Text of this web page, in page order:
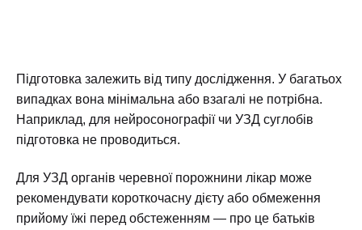
Підготовка залежить від типу дослідження. У багатьох
випадках вона мінімальна або взагалі не потрібна.
Наприклад, для нейросонографії чи УЗД суглобів
підготовка не проводиться.
Для УЗД органів черевної порожнини лікар може
рекомендувати короткочасну дієту або обмеження
прийому їжі перед обстеженням — про це батьків